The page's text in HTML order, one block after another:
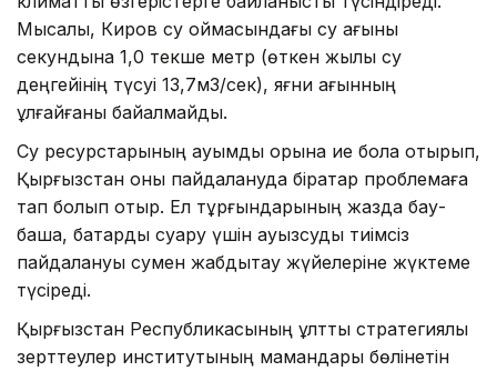
Мысалы, Киров су қоймасындағы су ағыны
секундына 1,0 текше метр (өткен жылы су
деңгейінің түсуі 13,7м3/сек), яғни ағынның
ұлғайғаны байқалмайды.
Су ресурстарының ауқымды қорына ие бола отырып,
Қырғызстан оны пайдалануда бірқатар проблемаға
тап болып отыр. Ел тұрғындарының жазда бау-
бақша, бақтарды суару үшін ауызсуды тиімсіз
пайдалануы сумен жабдықтау жүйелеріне жүктеме
түсіреді.
Қырғызстан Республикасының ұлттық стратегиялық
зерттеулер институтының мамандары бөлінетін